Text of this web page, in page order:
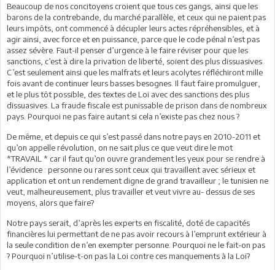
Beaucoup de nos concitoyens croient que tous ces gangs, ainsi que les
barons de la contrebande, du marché parallèle, et ceux qui ne paient pas
leurs impôts, ont commencé à décupler leurs actes répréhensibles, et à
agir ainsi, avec force et en puissance, parce que le code pénal n’est pas
assez sévère. Faut-il penser d’urgence à le faire réviser pour que les
sanctions, c’est à dire la privation de liberté, soient des plus dissuasives.
C’est seulement ainsi que les malfrats et leurs acolytes réfléchiront mille
fois avant de continuer leurs basses besognes. Il faut faire promulguer,
et le plus tôt possible, des textes de Loi avec des sanctions des plus
dissuasives. La fraude fiscale est punissable de prison dans de nombreux
pays. Pourquoi ne pas faire autant si cela n’existe pas chez nous ?
De même, et depuis ce qui s’est passé dans notre pays en 2010-2011 et
qu’on appelle révolution, on ne sait plus ce que veut dire le mot
*TRAVAIL * car il faut qu’on ouvre grandement les yeux pour se rendre à
l’évidence : personne ou rares sont ceux qui travaillent avec sérieux et
application et ont un rendement digne de grand travailleur ; le tunisien ne
veut, malheureusement, plus travailler et veut vivre au- dessus de ses
moyens, alors que faire?
Notre pays serait, d’après les experts en fiscalité, doté de capacités
financières lui permettant de ne pas avoir recours à l’emprunt extérieur à
la seule condition de n’en exempter personne. Pourquoi ne le fait-on pas
? Pourquoi n’utilise-t-on pas la Loi contre ces manquements à la Loi?